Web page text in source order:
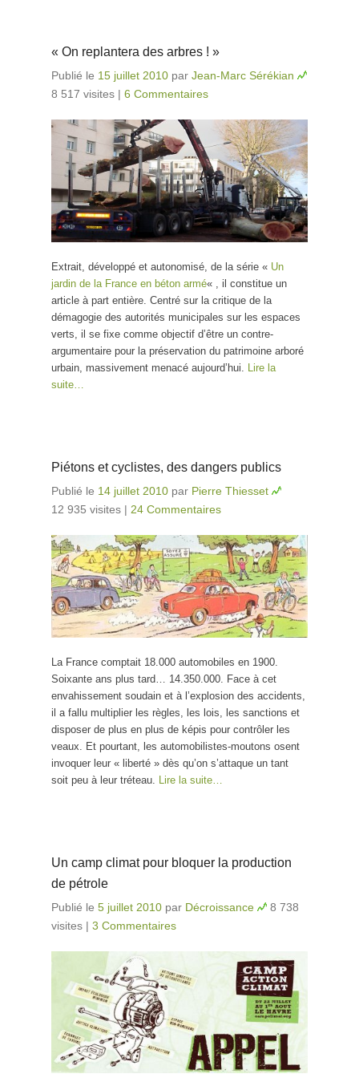
« On replantera des arbres ! »
Publié le 15 juillet 2010 par Jean-Marc Sérékian
8 517 visites | 6 Commentaires
Extrait, développé et autonomisé, de la série « Un
jardin de la France en béton armé« , il constitue un
article à part entière. Centré sur la critique de la
démagogie des autorités municipales sur les espaces
verts, il se fixe comme objectif d’être un contre-
argumentaire pour la préservation du patrimoine arboré
urbain, massivement menacé aujourd’hui. Lire la
suite…
Piétons et cyclistes, des dangers publics
Publié le 14 juillet 2010 par Pierre Thiesset
12 935 visites | 24 Commentaires
La France comptait 18.000 automobiles en 1900.
Soixante ans plus tard… 14.350.000. Face à cet
envahissement soudain et à l’explosion des accidents,
il a fallu multiplier les règles, les lois, les sanctions et
disposer de plus en plus de képis pour contrôler les
veaux. Et pourtant, les automobilistes-moutons osent
invoquer leur « liberté » dès qu’on s’attaque un tant
soit peu à leur tréteau. Lire la suite…
Un camp climat pour bloquer la production
de pétrole
Publié le 5 juillet 2010 par Décroissance
8 738
visites | 3 Commentaires